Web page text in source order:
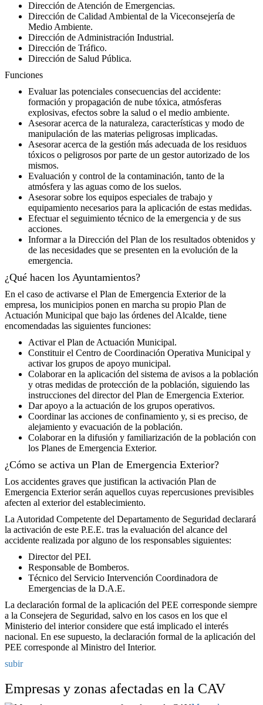
Dirección de Atención de Emergencias.
Dirección de Calidad Ambiental de la Viceconsejería de
Medio Ambiente.
Dirección de Administración Industrial.
Dirección de Tráfico.
Dirección de Salud Pública.
Funciones
Evaluar las potenciales consecuencias del accidente:
formación y propagación de nube tóxica, atmósferas
explosivas, efectos sobre la salud o el medio ambiente.
Asesorar acerca de la naturaleza, características y modo de
manipulación de las materias peligrosas implicadas.
Asesorar acerca de la gestión más adecuada de los residuos
tóxicos o peligrosos por parte de un gestor autorizado de los
mismos.
Evaluación y control de la contaminación, tanto de la
atmósfera y las aguas como de los suelos.
Asesorar sobre los equipos especiales de trabajo y
equipamiento necesarios para la aplicación de estas medidas.
Efectuar el seguimiento técnico de la emergencia y de sus
acciones.
Informar a la Dirección del Plan de los resultados obtenidos y
de las necesidades que se presenten en la evolución de la
emergencia.
¿Qué hacen los Ayuntamientos?
En el caso de activarse el Plan de Emergencia Exterior de la
empresa, los municipios ponen en marcha su propio Plan de
Actuación Municipal que bajo las órdenes del Alcalde, tiene
encomendadas las siguientes funciones:
Activar el Plan de Actuación Municipal.
Constituir el Centro de Coordinación Operativa Municipal y
activar los grupos de apoyo municipal.
Colaborar en la aplicación del sistema de avisos a la población
y otras medidas de protección de la población, siguiendo las
instrucciones del director del Plan de Emergencia Exterior.
Dar apoyo a la actuación de los grupos operativos.
Coordinar las acciones de confinamiento y, si es preciso, de
alejamiento y evacuación de la población.
Colaborar en la difusión y familiarización de la población con
los Planes de Emergencia Exterior.
¿Cómo se activa un Plan de Emergencia Exterior?
Los accidentes graves que justifican la activación Plan de
Emergencia Exterior serán aquellos cuyas repercusiones previsibles
afecten al exterior del establecimiento.
La Autoridad Competente del Departamento de Seguridad declarará
la activación de este P.E.E. tras la evaluación del alcance del
accidente realizada por alguno de los responsables siguientes:
Director del PEI.
Responsable de Bomberos.
Técnico del Servicio Intervención Coordinadora de
Emergencias de la D.A.E.
La declaración formal de la aplicación del PEE corresponde siempre
a la Consejera de Seguridad, salvo en los casos en los que el
Ministerio del interior considere que está implicado el interés
nacional. En ese supuesto, la declaración formal de la aplicación del
PEE corresponde al Ministro del Interior.
subir
Empresas y zonas afectadas en la CAV